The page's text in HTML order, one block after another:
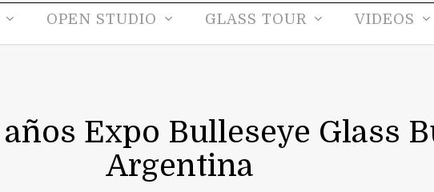
OPEN STUDIO GLASS TOUR VIDEOS
Expo Bulleseye Glass
Argentina